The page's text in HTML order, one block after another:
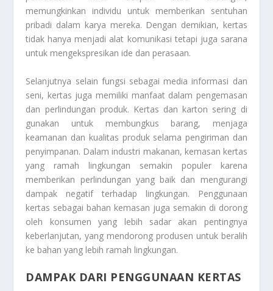
memungkinkan individu untuk memberikan sentuhan
pribadi dalam karya mereka. Dengan demikian, kertas
tidak hanya menjadi alat komunikasi tetapi juga sarana
untuk mengekspresikan ide dan perasaan.
Selanjutnya selain fungsi sebagai media informasi dan
seni, kertas juga memiliki manfaat dalam pengemasan
dan perlindungan produk. Kertas dan karton sering di
gunakan untuk membungkus barang, menjaga
keamanan dan kualitas produk selama pengiriman dan
penyimpanan. Dalam industri makanan, kemasan kertas
yang ramah lingkungan semakin populer karena
memberikan perlindungan yang baik dan mengurangi
dampak negatif terhadap lingkungan. Penggunaan
kertas sebagai bahan kemasan juga semakin di dorong
oleh konsumen yang lebih sadar akan pentingnya
keberlanjutan, yang mendorong produsen untuk beralih
ke bahan yang lebih ramah lingkungan.
DAMPAK DARI PENGGUNAAN KERTAS